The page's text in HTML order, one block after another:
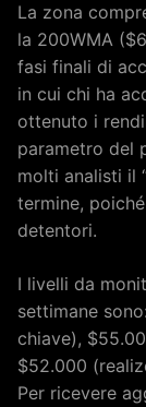
La zona
la 200WMA
fasi finali di
in cui chi ha
ottenuto i
parametro del
molti analisti il
termine,
detentori.
I livelli da
settimane
chiave),
$52.000
Per ricevere